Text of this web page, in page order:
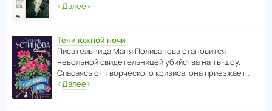
‹Далее›
Тени южной ночи
Писа­тель­ница Маня Поли­ва­нова стано­вится
невольной свиде­тель­ницей убийства на тв-шоу.
Спасаясь от твор­че­с­кого кризиса, она приезжает…
‹Далее›